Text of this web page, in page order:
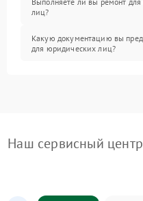
лиц?
Какую документацию вы
для юридических лиц?
Наш сервисный